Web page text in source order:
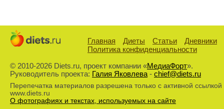
Главная Диеты Статьи
Дневники
Политика конфиденциальности
© 2010-2026 Diets.ru, проект компании «МедиаФорт».
Руководитель проекта: Галия Яковлева- chief@diets.ru
Перепечатка материалов разрешена только с активной ссылкой
www.diets.ru
О фотографиях и текстах, используемых на сайте